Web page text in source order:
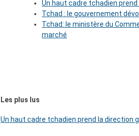
Un haut cadre tchadien
Tchad : le gouvernement
Tchad: le ministère du
marché
Les plus lus
Un haut cadre tchadien prend la direction